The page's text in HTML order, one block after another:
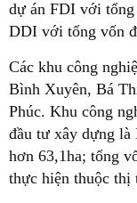
dự án FDI với
DDI với tổng vốn
Các khu công
Bình Xuyên, Bá
Phúc. Khu công
đầu tư xây dựng
hơn 63,1ha; tổng
thực hiện thuộc thị